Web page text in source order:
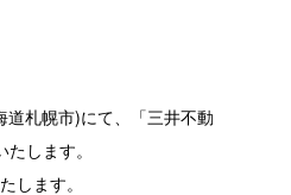
札幌市)にて、「三井不動
します。
します。